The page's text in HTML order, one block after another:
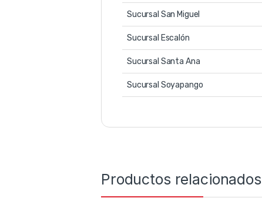
Sucursal San Miguel
Sucursal Escalón
Sucursal Santa Ana
Sucursal Soyapango
Productos relacionados